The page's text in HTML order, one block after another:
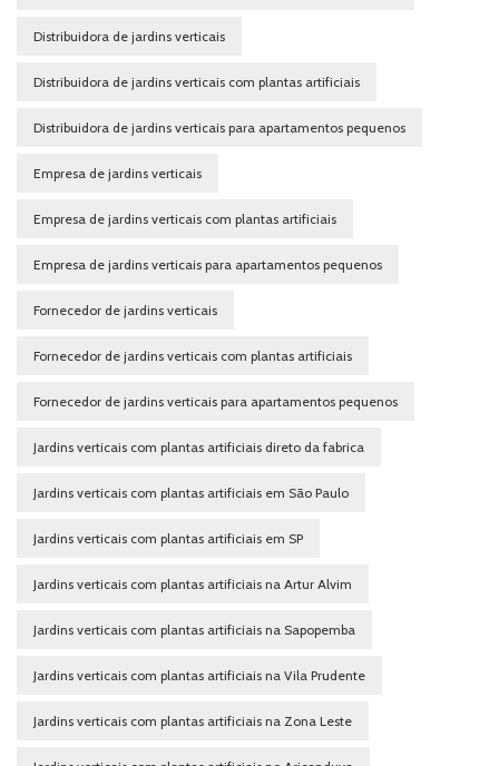
Distribuidora de jardins verticais
Distribuidora de jardins verticais com plantas artificiais
Distribuidora de jardins verticais para apartamentos pequenos
Empresa de jardins verticais
Empresa de jardins verticais com plantas artificiais
Empresa de jardins verticais para apartamentos pequenos
Fornecedor de jardins verticais
Fornecedor de jardins verticais com plantas artificiais
Fornecedor de jardins verticais para apartamentos pequenos
Jardins verticais com plantas artificiais direto da fabrica
Jardins verticais com plantas artificiais em São Paulo
Jardins verticais com plantas artificiais em SP
Jardins verticais com plantas artificiais na Artur Alvim
Jardins verticais com plantas artificiais na Sapopemba
Jardins verticais com plantas artificiais na Vila Prudente
Jardins verticais com plantas artificiais na Zona Leste